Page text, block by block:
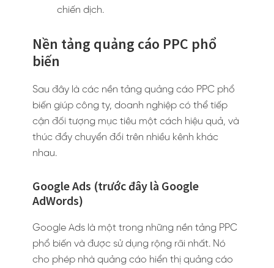
chiến dịch.
Nền tảng quảng cáo PPC phổ
biến
Sau đây là các nền tảng quảng cáo PPC phổ
biến giúp công ty, doanh nghiệp có thể tiếp
cận đối tượng mục tiêu một cách hiệu quả, và
thúc đẩy chuyển đổi trên nhiều kênh khác
nhau.
Google Ads (trước đây là Google
AdWords)
Google Ads là một trong những nền tảng PPC
phổ biến và được sử dụng rộng rãi nhất. Nó
cho phép nhà quảng cáo hiển thị quảng cáo